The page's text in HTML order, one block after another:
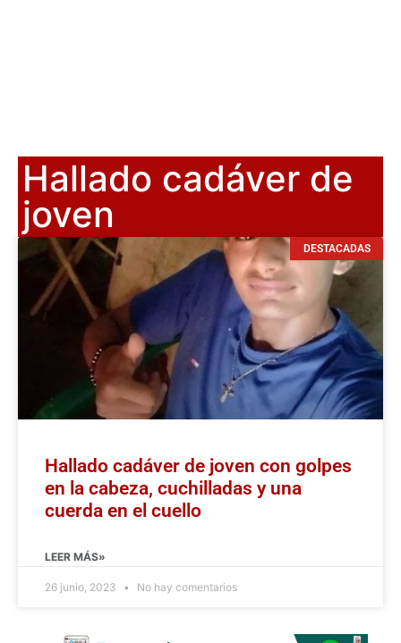
Hallado cadáver de
joven
DESTACADAS
Hallado cadáver de joven con golpes
en la cabeza, cuchilladas y una
cuerda en el cuello
LEER MÁS»
26 junio, 2023 No hay comentarios